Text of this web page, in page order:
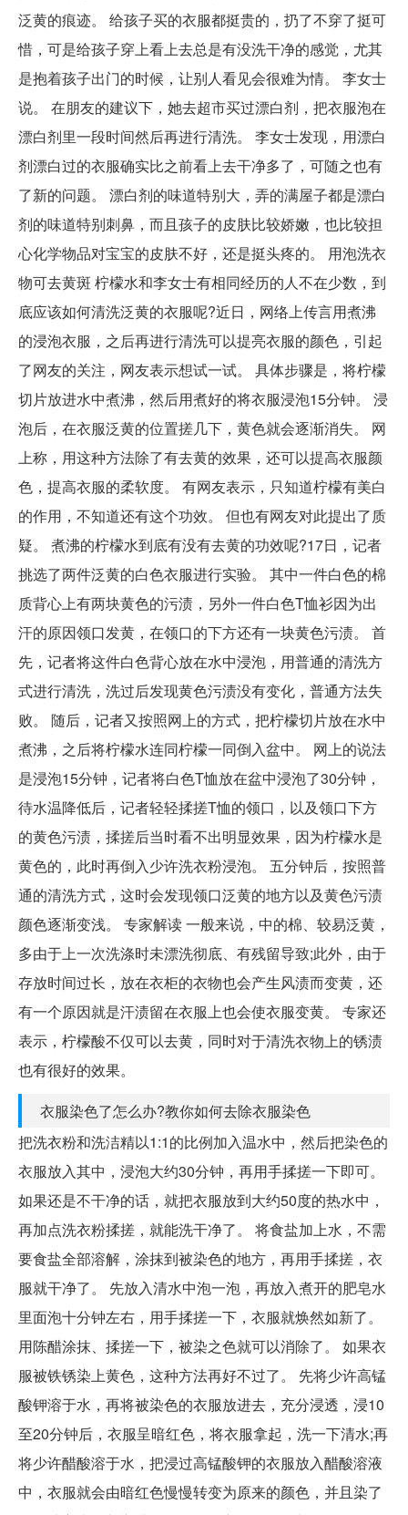
泛黄的痕迹。 给孩子买的衣服都挺贵的，扔了不穿了挺可
惜，可是给孩子穿上看上去总是有没洗干净的感觉，尤其
是抱着孩子出门的时候，让别人看见会很难为情。 李女士
说。 在朋友的建议下，她去超市买过漂白剂，把衣服泡在
漂白剂里一段时间然后再进行清洗。 李女士发现，用漂白
剂漂白过的衣服确实比之前看上去干净多了，可随之也有
了新的问题。 漂白剂的味道特别大，弄的满屋子都是漂白
剂的味道特别刺鼻，而且孩子的皮肤比较娇嫩，也比较担
心化学物品对宝宝的皮肤不好，还是挺头疼的。 用泡洗衣
物可去黄斑 柠檬水和李女士有相同经历的人不在少数，到
底应该如何清洗泛黄的衣服呢?近日，网络上传言用煮沸
的浸泡衣服，之后再进行清洗可以提亮衣服的颜色，引起
了网友的关注，网友表示想试一试。 具体步骤是，将柠檬
切片放进水中煮沸，然后用煮好的将衣服浸泡15分钟。 浸
泡后，在衣服泛黄的位置搓几下，黄色就会逐渐消失。 网
上称，用这种方法除了有去黄的效果，还可以提高衣服颜
色，提高衣服的柔软度。 有网友表示，只知道柠檬有美白
的作用，不知道还有这个功效。 但也有网友对此提出了质
疑。 煮沸的柠檬水到底有没有去黄的功效呢?17日，记者
挑选了两件泛黄的白色衣服进行实验。 其中一件白色的棉
质背心上有两块黄色的污渍，另外一件白色T恤衫因为出
汗的原因领口发黄，在领口的下方还有一块黄色污渍。 首
先，记者将这件白色背心放在水中浸泡，用普通的清洗方
式进行清洗，洗过后发现黄色污渍没有变化，普通方法失
败。 随后，记者又按照网上的方式，把柠檬切片放在水中
煮沸，之后将柠檬水连同柠檬一同倒入盆中。 网上的说法
是浸泡15分钟，记者将白色T恤放在盆中浸泡了30分钟，
待水温降低后，记者轻轻揉搓T恤的领口，以及领口下方
的黄色污渍，揉搓后当时看不出明显效果，因为柠檬水是
黄色的，此时再倒入少许洗衣粉浸泡。 五分钟后，按照普
通的清洗方式，这时会发现领口泛黄的地方以及黄色污渍
颜色逐渐变浅。 专家解读 一般来说，中的棉、较易泛黄，
多由于上一次洗涤时未漂洗彻底、有残留导致;此外，由于
存放时间过长，放在衣柜的衣物也会产生风渍而变黄，还
有一个原因就是汗渍留在衣服上也会使衣服变黄。 专家还
表示，柠檬酸不仅可以去黄，同时对于清洗衣物上的锈渍
也有很好的效果。
衣服染色了怎么办?教你如何去除衣服染色
把洗衣粉和洗洁精以1:1的比例加入温水中，然后把染色的
衣服放入其中，浸泡大约30分钟，再用手揉搓一下即可。
如果还是不干净的话，就把衣服放到大约50度的热水中，
再加点洗衣粉揉搓，就能洗干净了。 将食盐加上水，不需
要食盐全部溶解，涂抹到被染色的地方，再用手揉搓，衣
服就干净了。 先放入清水中泡一泡，再放入煮开的肥皂水
里面泡十分钟左右，用手揉搓一下，衣服就焕然如新了。
用陈醋涂抹、揉搓一下，被染之色就可以消除了。 如果衣
服被铁锈染上黄色，这种方法再好不过了。 先将少许高锰
酸钾溶于水，再将被染色的衣服放进去，充分浸透，浸10
至20分钟后，衣服呈暗红色，将衣服拿起，洗一下清水;再
将少许醋酸溶于水，把浸过高锰酸钾的衣服放入醋酸溶液
中，衣服就会由暗红色慢慢转变为原来的颜色，并且染了